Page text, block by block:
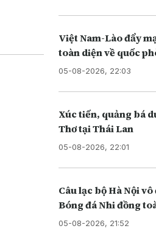
Việt Nam-Lào đẩy
toàn diện về quốc
05-08-2026, 22:03
Xúc tiến, quảng bá
Thơ tại Thái Lan
05-08-2026, 22:01
Câu lạc bộ Hà Nội
Bóng đá Nhi đồng
05-08-2026, 21:52